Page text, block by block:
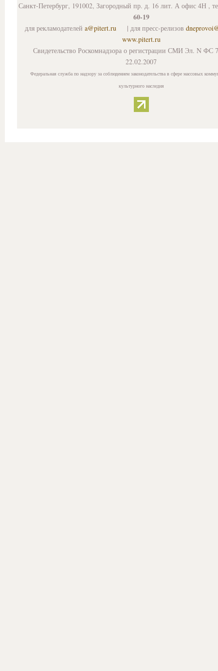
Санкт-Петербург, 191002, Загородный пр. д. 16 лит. А офис 4Н ,
60-19
для рекламодателей a@pitert.ru | для пресс-релизов
www.pitert.ru
Свидетельство Роскомнадзора о регистрации СМИ Эл. N ФС
22.02.2007
Федеральная служба по надзору за соблюдением законодательства в сфере массовых
культурного наследия